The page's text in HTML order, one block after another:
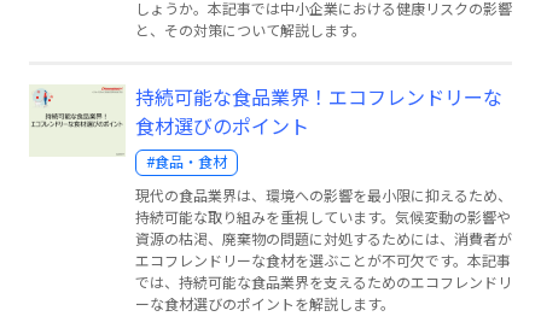
しょうか。本記事では中小企業における健康リスクの影響
と、その対策について解説します。
持続可能な食品業界！エコフレンドリーな
食材選びのポイント
#食品・食材
現代の食品業界は、環境への影響を最小限に抑えるため、
持続可能な取り組みを重視しています。気候変動の影響や
資源の枯渇、廃棄物の問題に対処するためには、消費者が
エコフレンドリーな食材を選ぶことが不可欠です。本記事
では、持続可能な食品業界を支えるためのエコフレンドリ
ーな食材選びのポイントを解説します。